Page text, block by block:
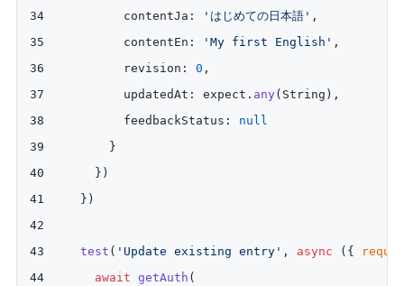
        contentJa:
'はじめての日本語' ,
        contentEn:
'My first English' ,
        revision:
0 ,
        updatedAt: expect.
any (String),
        feedbackStatus:
null
      }
    })
  })
  test
( 'Update existing entry' , async ({
    await
getAuth (